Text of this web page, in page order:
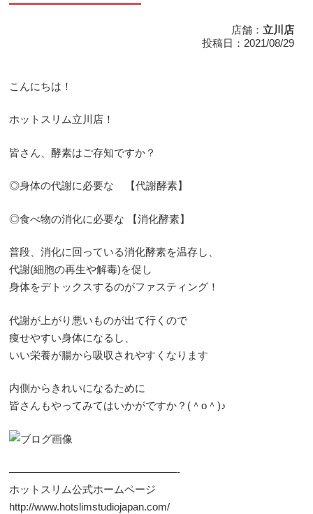
店舗： 立川店
投稿日：2021/08/29
こんにちは！
ホットスリム立川店！
皆さん、酵素はご存知ですか？
◎身体の代謝に必要な 【代謝酵素】
◎食べ物の消化に必要な 【消化酵素】
普段、消化に回っている消化酵素を温存し、
代謝(細胞の再生や解毒)を促し
身体をデトックスするのがファスティング！
代謝が上がり悪いものが出て行くので
痩せやすい身体になるし、
いい栄養が腸から吸収されやすくなります
内側からきれいになるために
皆さんもやってみてはいかがですか？(＾o＾)♪
————————————————-
ホットスリム公式ホームページ
http://www.hotslimstudiojapan.com/